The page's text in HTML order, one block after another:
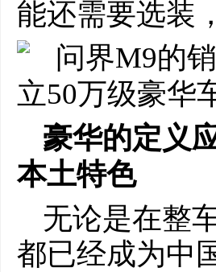
能还需要选装
豪华的定义
本土特色
无论是在整
都已经成为中